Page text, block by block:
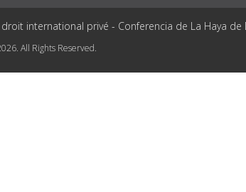
international privé - Conferencia de La Haya
All Rights Reserved.